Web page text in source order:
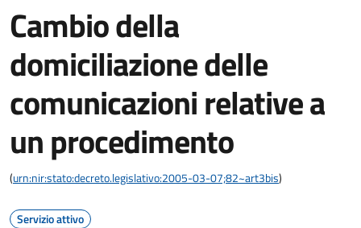
Cambio della
domiciliazione delle
comunicazioni relative a
un procedimento
(urn:nir:stato:decreto.legislativo:2005-03-07;82~art3bis)
Servizio attivo